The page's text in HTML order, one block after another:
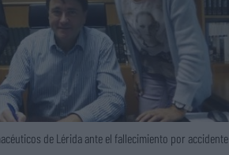
de Lérida ante el fallecimiento por accidente